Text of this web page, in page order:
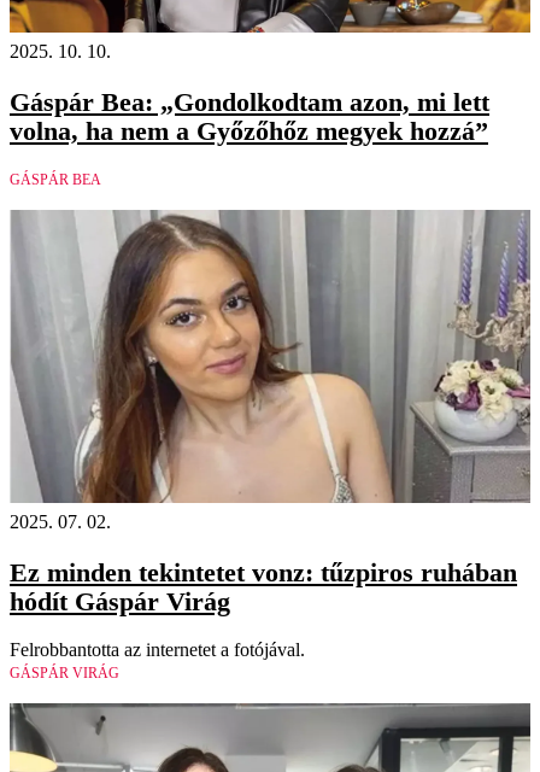
2025. 10. 10.
Gáspár Bea: „Gondolkodtam azon, mi lett
volna, ha nem a Győzőhőz megyek hozzá”
GÁSPÁR BEA
2025. 07. 02.
Ez minden tekintetet vonz: tűzpiros ruhában
hódít Gáspár Virág
Felrobbantotta az internetet a fotójával.
GÁSPÁR VIRÁG